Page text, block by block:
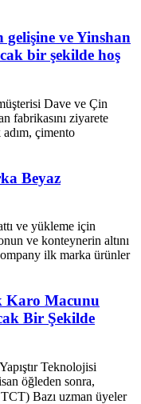
ve Yinshan
bir şekilde hoş
Dave ve Çin
fabrikasını ziyarete
çimento
Beyaz
ve yükleme için
ve konteynerin altını
ilk marka ürünler
Karo Macunu
Bir Şekilde
Teknolojisi
öğleden sonra,
Bazı uzman üyeler